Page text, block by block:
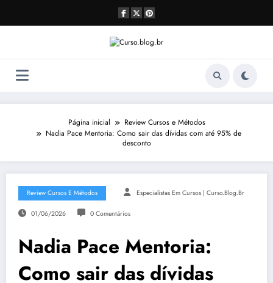
o
Página inicial
Review Cursos e Métodos
Nadia Pace Mentoria: Como sair das dívidas com até 95% de
desconto
Review Cursos E Métodos Especialistas Em Cursos | Curso.blog.br
01/06/2026 0 Comentários
Nadia Pace Mentoria:
Como sair das dívidas